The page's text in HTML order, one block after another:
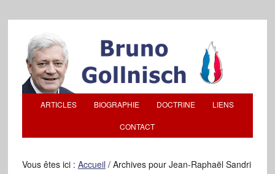
ARTICLES BIOGRAPHIE DOCTRINE LIENS
CONTACT
Vous êtes ici : Accueil /Archives pour Jean-Raphaël Sandri